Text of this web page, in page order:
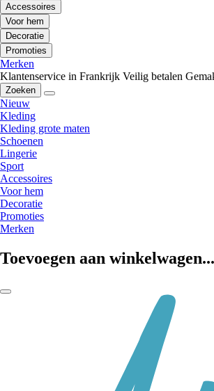
Accessoires
Voor hem
Decoratie
Promoties
Merken
Klantenservice in Frankrijk Veilig betalen
Zoeken
Nieuw
Kleding
Kleding grote maten
Schoenen
Lingerie
Sport
Accessoires
Voor hem
Decoratie
Promoties
Merken
Toevoegen aan winkelwagen...